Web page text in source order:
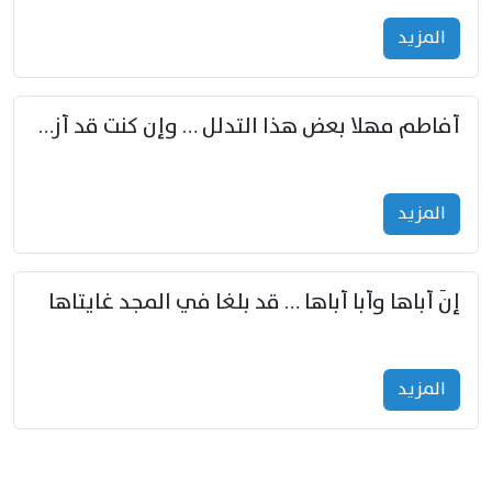
المزید
أفاطم مهلا بعض هذا التدلل … وإن كنت قد أزمعت صرمي فأجملي
المزید
إنّ أباها وأبا أباها … قد بلغا في المجد غايتاها
المزید